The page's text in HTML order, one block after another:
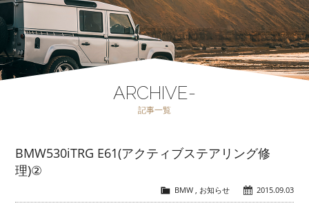
新車・中古車販売 CAR SALES
注文販売 ORDER SALES
点検修理・車検 MAINTENANCE
会社概要 COMPANY
ARCHIVE-
記事一覧
BMW530iTRG E61(アクティブステアリング修
理)②
2015.09.03
BMW, お知らせ